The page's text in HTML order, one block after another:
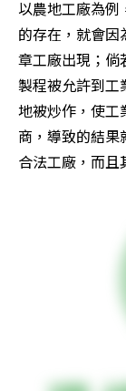
以農地工廠為
的存在，就會
章工廠出現；倘
製程被允許到工
地被炒作，使工
商，導致的結
合法工廠，而且